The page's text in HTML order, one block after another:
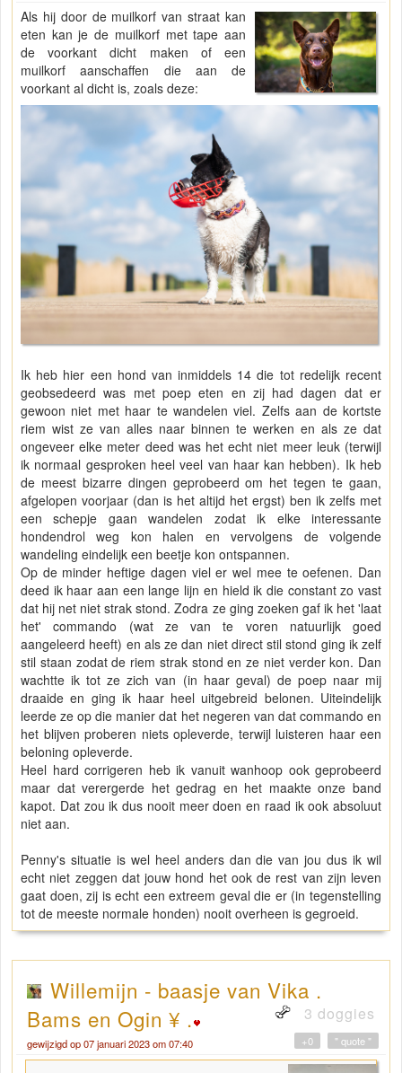
Als hij door de muilkorf van straat kan
eten kan je de muilkorf met tape aan
de voorkant dicht maken of een
muilkorf aanschaffen die aan de
voorkant al dicht is, zoals deze:
Ik heb hier een hond van inmiddels 14 die tot redelijk recent
geobsedeerd was met poep eten en zij had dagen dat er
gewoon niet met haar te wandelen viel. Zelfs aan de kortste
riem wist ze van alles naar binnen te werken en als ze dat
ongeveer elke meter deed was het echt niet meer leuk (terwijl
ik normaal gesproken heel veel van haar kan hebben). Ik heb
de meest bizarre dingen geprobeerd om het tegen te gaan,
afgelopen voorjaar (dan is het altijd het ergst) ben ik zelfs met
een schepje gaan wandelen zodat ik elke interessante
hondendrol weg kon halen en vervolgens de volgende
wandeling eindelijk een beetje kon ontspannen.
Op de minder heftige dagen viel er wel mee te oefenen. Dan
deed ik haar aan een lange lijn en hield ik die constant zo vast
dat hij net niet strak stond. Zodra ze ging zoeken gaf ik het 'laat
het' commando (wat ze van te voren natuurlijk goed
aangeleerd heeft) en als ze dan niet direct stil stond ging ik zelf
stil staan zodat de riem strak stond en ze niet verder kon. Dan
wachtte ik tot ze zich van (in haar geval) de poep naar mij
draaide en ging ik haar heel uitgebreid belonen. Uiteindelijk
leerde ze op die manier dat het negeren van dat commando en
het blijven proberen niets opleverde, terwijl luisteren haar een
beloning opleverde.
Heel hard corrigeren heb ik vanuit wanhoop ook geprobeerd
maar dat verergerde het gedrag en het maakte onze band
kapot. Dat zou ik dus nooit meer doen en raad ik ook absoluut
niet aan.
Penny's situatie is wel heel anders dan die van jou dus ik wil
echt niet zeggen dat jouw hond het ook de rest van zijn leven
gaat doen, zij is echt een extreem geval die er (in tegenstelling
tot de meeste normale honden) nooit overheen is gegroeid.
Willemijn - baasje van Vika .
Bams en Ogin ¥ .
3 doggies
gewijzigd op 07 januari 2023 om 07:40 " quote "
+0